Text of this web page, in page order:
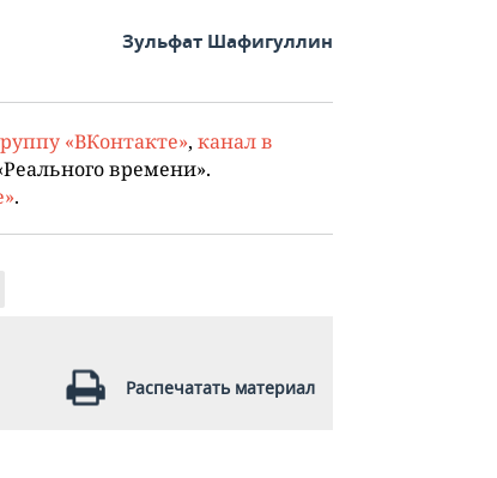
Зульфат Шафигуллин
«ВКонтакте», канал в
времени».
.
Распечатать материал